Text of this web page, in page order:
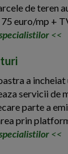
de teren
euro/mp +
<<
a
servicii de
parte a
prin
<<